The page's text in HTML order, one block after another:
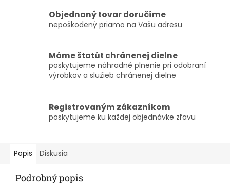
Objednaný tovar doručíme
nepoškodený priamo na Vašu adresu
Máme štatút chránenej dielne
poskytujeme náhradné plnenie pri odobraní
výrobkov a služieb chránenej dielne
Registrovaným zákazníkom
poskytujeme ku každej objednávke zľavu
Popis Diskusia
Podrobný popis